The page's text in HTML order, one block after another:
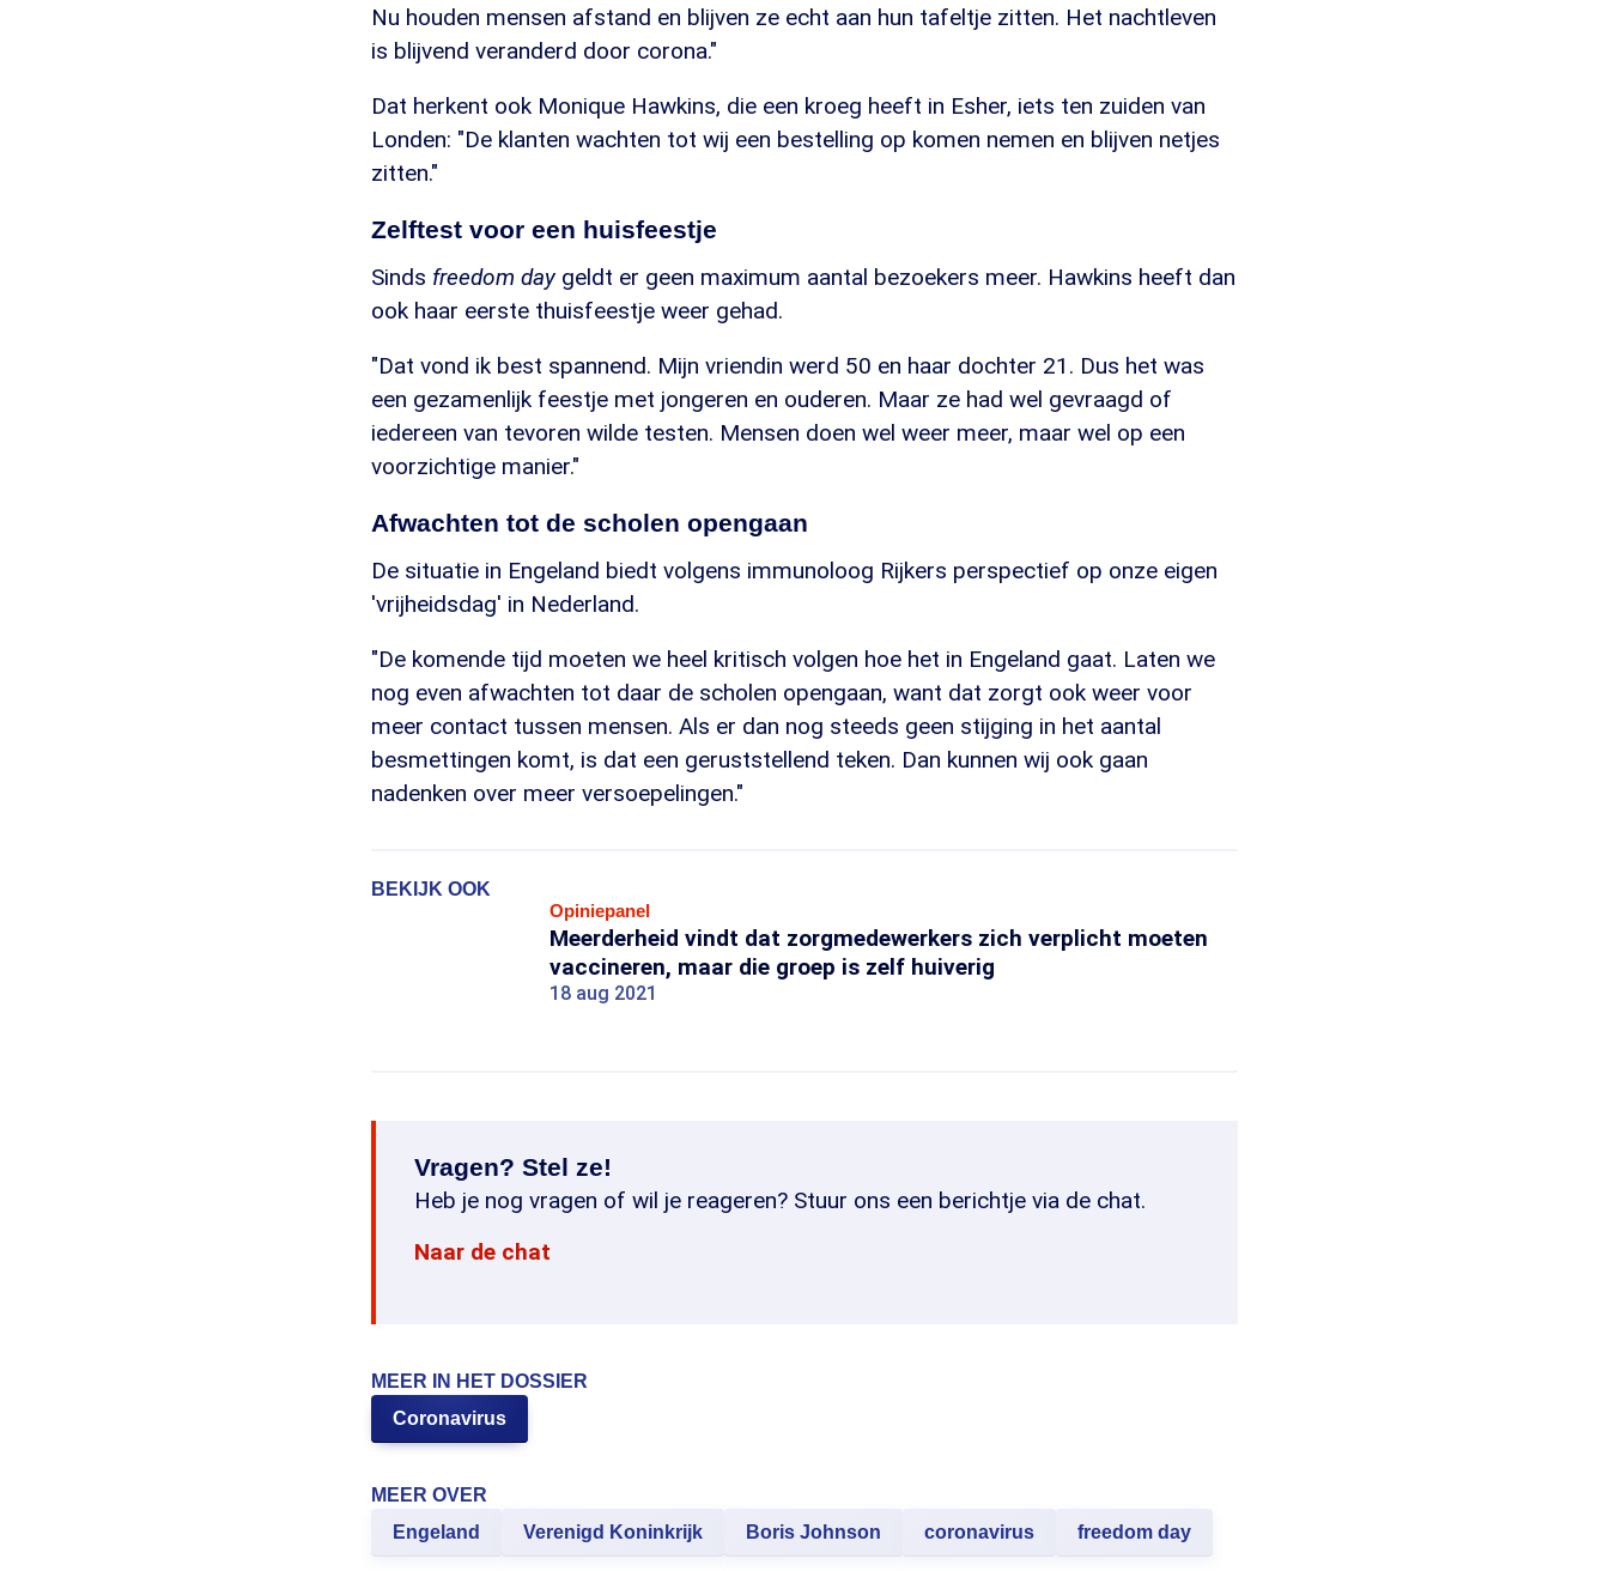
Nu houden mensen afstand en blijven ze echt aan hun tafeltje zitten. Het nachtleven
is blijvend veranderd door corona."
Dat herkent ook Monique Hawkins, die een kroeg heeft in Esher, iets ten zuiden van
Londen: "De klanten wachten tot wij een bestelling op komen nemen en blijven netjes
zitten."
Zelftest voor een huisfeestje
Sinds freedom daygeldt er geen maximum aantal bezoekers meer. Hawkins heeft dan
ook haar eerste thuisfeestje weer gehad.
"Dat vond ik best spannend. Mijn vriendin werd 50 en haar dochter 21. Dus het was
een gezamenlijk feestje met jongeren en ouderen. Maar ze had wel gevraagd of
iedereen van tevoren wilde testen. Mensen doen wel weer meer, maar wel op een
voorzichtige manier."
Afwachten tot de scholen opengaan
De situatie in Engeland biedt volgens immunoloog Rijkers perspectief op onze eigen
'vrijheidsdag' in Nederland.
"De komende tijd moeten we heel kritisch volgen hoe het in Engeland gaat. Laten we
nog even afwachten tot daar de scholen opengaan, want dat zorgt ook weer voor
meer contact tussen mensen. Als er dan nog steeds geen stijging in het aantal
besmettingen komt, is dat een geruststellend teken. Dan kunnen wij ook gaan
nadenken over meer versoepelingen."
BEKIJK OOK
Opiniepanel
Meerderheid vindt dat zorgmedewerkers zich verplicht moeten
vaccineren, maar die groep is zelf huiverig
18 aug 2021
Vragen? Stel ze!
Heb je nog vragen of wil je reageren? Stuur ons een berichtje via de chat.
Naar de chat
MEER IN HET DOSSIER
Coronavirus
MEER OVER
Engeland
Verenigd Koninkrijk Boris Johnson coronavirus freedom day